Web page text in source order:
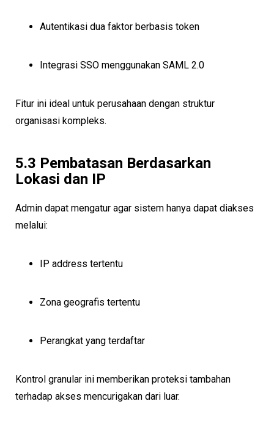
Autentikasi dua faktor berbasis token
Integrasi SSO menggunakan SAML 2.0
Fitur ini ideal untuk perusahaan dengan struktur
organisasi kompleks.
5.3 Pembatasan Berdasarkan
Lokasi dan IP
Admin dapat mengatur agar sistem hanya dapat diakses
melalui:
IP address tertentu
Zona geografis tertentu
Perangkat yang terdaftar
Kontrol granular ini memberikan proteksi tambahan
terhadap akses mencurigakan dari luar.